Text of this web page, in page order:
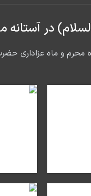
در آستانه
محرم و ماه عزاداری